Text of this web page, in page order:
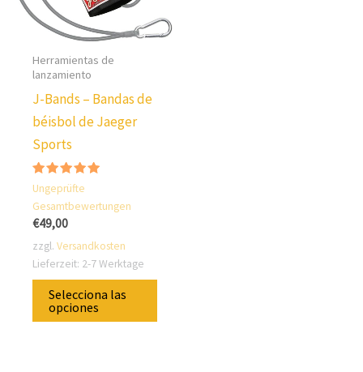
Herramientas de
lanzamiento
J-Bands – Bandas de
béisbol de Jaeger
Sports
Valorado
con
5.00
sobre 5
Ungeprüfte
Gesamtbewertungen
€49,00
zzgl.Versandkosten
Lieferzeit: 2-7 Werktage
Selecciona las
opciones
Este